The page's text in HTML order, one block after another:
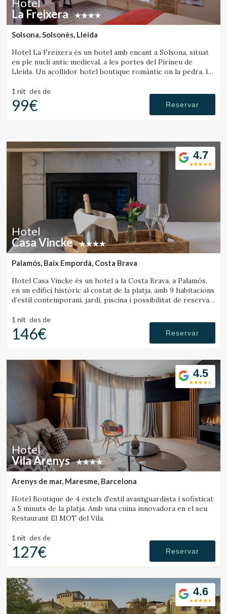
Hotel
La Freixera
Solsona, Solsonès, Lleida
Hotel La Freixera és un hotel amb encant a Solsona, situat
en ple nucli antic medieval, a les portes del Pirineu de
Lleida. Un acollidor hotel boutique romàntic on la pedra, la
habitacions que disposen de banyera o llar de foc.
1 nit des de
99€ Reservar
4.7
Hotel
Casa Vincke
Palamós, Baix Empordà, Costa Brava
Hotel Casa Vincke és un hotel a la Costa Brava, a Palamós,
en un edifici històric al costat de la platja, amb 9 habitacions
d’estil contemporani, jardí, piscina i possibilitat de reservar
1 nit des de
146€ Reservar
4.5
Hotel
Vila Arenys
Arenys de mar, Maresme, Barcelona
Hotel Boutique de 4 estels d'estil avantguardista i sofisticat
a 5 minuts de la platja. Amb una cuina innovadora en el seu
Restaurant El MOT del Vila.
1 nit des de
127€ Reservar
4.6